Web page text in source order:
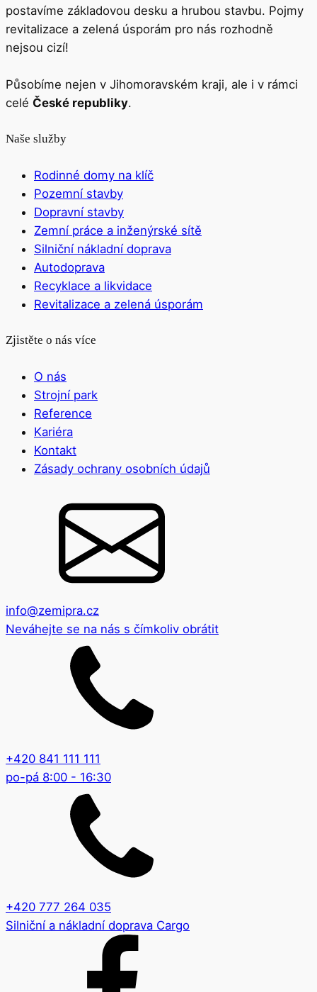
postavíme základovou desku a hrubou stavbu. Pojmy
revitalizace a zelená úsporám pro nás rozhodně
nejsou cizí!
Působíme nejen v Jihomoravském kraji, ale i v rámci
celé České republiky.
Naše služby
Rodinné domy na klíč
Pozemní stavby
Dopravní stavby
Zemní práce a inženýrské sítě
Silniční nákladní doprava
Autodoprava
Recyklace a likvidace
Revitalizace a zelená úsporám
Zjistěte o nás více
O nás
Strojní park
Reference
Kariéra
Kontakt
Zásady ochrany osobních údajů
info@zemipra.cz
Neváhejte se na nás s čímkoliv obrátit
+420 841 111 111
po-pá 8:00 - 16:30
+420 777 264 035
Silniční a nákladní doprava Cargo